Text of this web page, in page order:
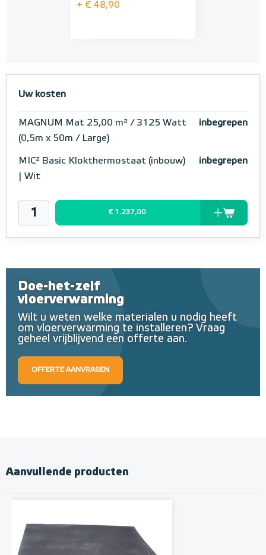
+ € 48,90
Uw kosten
MAGNUM Mat 25,00 m² / 3125 Watt
(0,5m x 50m / Large)
inbegrepen
MIC² Basic Klokthermostaat (inbouw)
| Wit
inbegrepen
€ 1.237,00
Doe-het-zelf
vloerverwarming
Wilt u weten welke materialen u nodig heeft
om vloerverwarming te installeren? Vraag
geheel vrijblijvend een offerte aan.
OFFERTE AANVRAGEN
Aanvullende producten